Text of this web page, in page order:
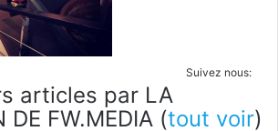
Suivez nous:
articles par LA
DE FW.MEDIA (tout voir)